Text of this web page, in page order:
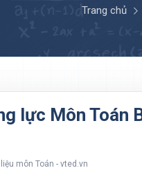
Trang chủ
lực Môn Toán
môn Toán - vted.vn